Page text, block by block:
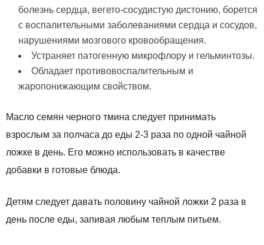
болезнь сердца, вегето-сосудистую дистонию, борется
с воспалительными заболеваниями сердца и сосудов,
нарушениями мозгового кровообращения.
Устраняет патогенную микрофлору и гельминтозы.
Обладает противовоспалительным и
жаропонижающим свойством.
Масло семян черного тмина следует принимать
взрослым за полчаса до еды 2-3 раза по одной чайной
ложке в день. Его можно использовать в качестве
добавки в готовые блюда.
Детям следует давать половину чайной ложки 2 раза в
день после еды, запивая любым теплым питьем.